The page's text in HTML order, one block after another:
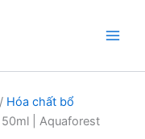
/ Hóa chất bổ
| Aquaforest